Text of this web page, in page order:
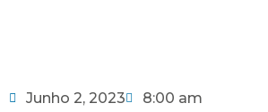
Junho 2, 2023 8:00 am